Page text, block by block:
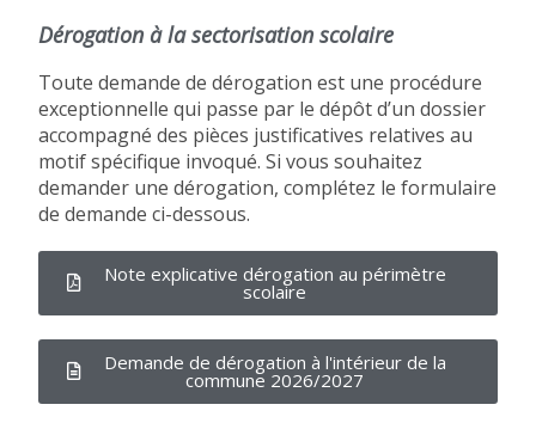
Dérogation à la sectorisation scolaire
Toute demande de dérogation est une procédure
exceptionnelle qui passe par le dépôt d’un dossier
accompagné des pièces justificatives relatives au
motif spécifique invoqué. Si vous souhaitez
demander une dérogation, complétez le formulaire
de demande ci-dessous.
Note explicative dérogation au périmètre
scolaire
Demande de dérogation à l'intérieur de la
commune 2026/2027